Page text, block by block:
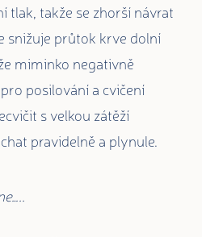
takže se zhorší návrat
snižuje průtok krve dolní
miminko negativně
posilování a cvičení
s velkou zátěží
pravidelně a plynule.